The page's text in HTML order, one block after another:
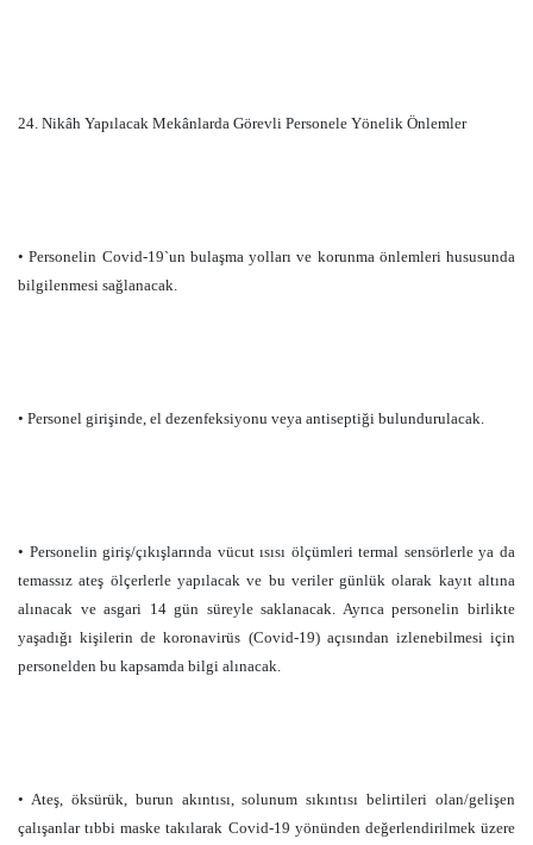
24. Nikâh Yapılacak Mekânlarda Görevli Personele Yönelik Önlemler
• Personelin Covid-19`un bulaşma yolları ve korunma önlemleri hususunda
bilgilenmesi sağlanacak.
• Personel girişinde, el dezenfeksiyonu veya antiseptiği bulundurulacak.
• Personelin giriş/çıkışlarında vücut ısısı ölçümleri termal sensörlerle ya da
temassız ateş ölçerlerle yapılacak ve bu veriler günlük olarak kayıt altına
alınacak ve asgari 14 gün süreyle saklanacak. Ayrıca personelin birlikte
yaşadığı kişilerin de koronavirüs (Covid­-19) açısından izlenebilmesi için
personelden bu kapsamda bilgi alınacak.
• Ateş, öksürük, burun akıntısı, solunum sıkıntısı belirtileri olan/gelişen
çalışanlar tıbbi maske takılarak Covid­-19 yönünden değerlendirilmek üzere